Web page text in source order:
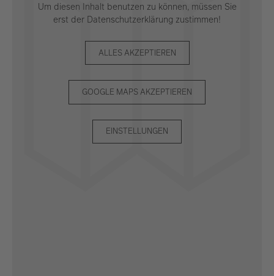
Um diesen Inhalt benutzen zu können, müssen Sie
erst der Datenschutzerklärung zustimmen!
ALLES AKZEPTIEREN
GOOGLE MAPS AKZEPTIEREN
EINSTELLUNGEN